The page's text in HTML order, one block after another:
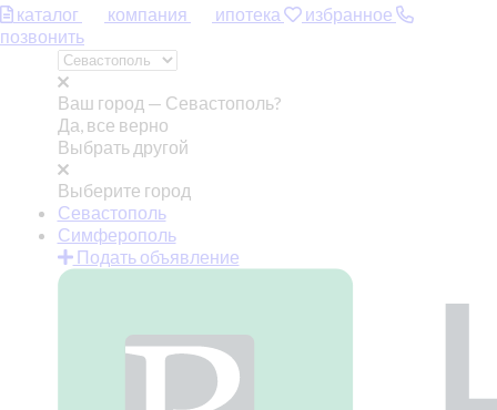
каталог компания ипотека
избранное
позвонить
Ваш город — Севастополь?
Да, все верно
Выбрать другой
Выберите город
Севастополь
Симферополь
Подать объявление